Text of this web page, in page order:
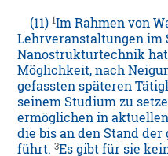
(11)1Im Rahmen von
Lehrveranstaltungen im
Nanostrukturtechnik
Möglichkeit, nach
gefassten späteren
seinem Studium zu
ermöglichen in
die bis an den Stand
führt.3Es gibt für sie